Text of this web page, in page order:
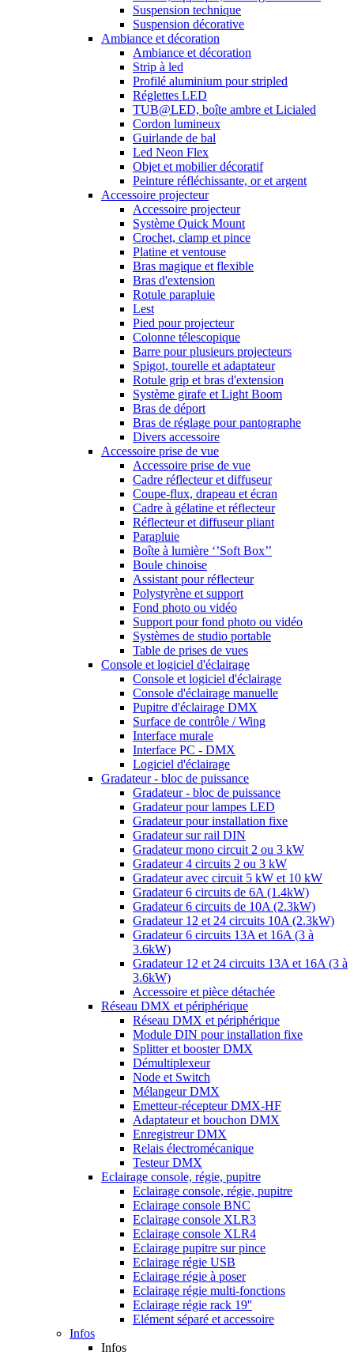
Suspension technique
Suspension décorative
Ambiance et décoration
Ambiance et décoration
Strip à led
Profilé aluminium pour stripled
Réglettes LED
TUB@LED, boîte ambre et Licialed
Cordon lumineux
Guirlande de bal
Led Neon Flex
Objet et mobilier décoratif
Peinture réfléchissante, or et argent
Accessoire projecteur
Accessoire projecteur
Système Quick Mount
Crochet, clamp et pince
Platine et ventouse
Bras magique et flexible
Bras d'extension
Rotule parapluie
Lest
Pied pour projecteur
Colonne télescopique
Barre pour plusieurs projecteurs
Spigot, tourelle et adaptateur
Rotule grip et bras d'extension
Système girafe et Light Boom
Bras de déport
Bras de réglage pour pantographe
Divers accessoire
Accessoire prise de vue
Accessoire prise de vue
Cadre réflecteur et diffuseur
Coupe-flux, drapeau et écran
Cadre à gélatine et réflecteur
Réflecteur et diffuseur pliant
Parapluie
Boîte à lumière ‘’Soft Box’’
Boule chinoise
Assistant pour réflecteur
Polystyrène et support
Fond photo ou vidéo
Support pour fond photo ou vidéo
Systèmes de studio portable
Table de prises de vues
Console et logiciel d'éclairage
Console et logiciel d'éclairage
Console d'éclairage manuelle
Pupitre d'éclairage DMX
Surface de contrôle / Wing
Interface murale
Interface PC - DMX
Logiciel d'éclairage
Gradateur - bloc de puissance
Gradateur - bloc de puissance
Gradateur pour lampes LED
Gradateur pour installation fixe
Gradateur sur rail DIN
Gradateur mono circuit 2 ou 3 kW
Gradateur 4 circuits 2 ou 3 kW
Gradateur avec circuit 5 kW et 10 kW
Gradateur 6 circuits de 6A (1.4kW)
Gradateur 6 circuits de 10A (2.3kW)
Gradateur 12 et 24 circuits 10A (2.3kW)
Gradateur 6 circuits 13A et 16A (3 à
3.6kW)
Gradateur 12 et 24 circuits 13A et 16A (3 à
3.6kW)
Accessoire et pièce détachée
Réseau DMX et périphérique
Réseau DMX et périphérique
Module DIN pour installation fixe
Splitter et booster DMX
Démultiplexeur
Node et Switch
Mélangeur DMX
Emetteur-récepteur DMX-HF
Adaptateur et bouchon DMX
Enregistreur DMX
Relais électromécanique
Testeur DMX
Eclairage console, régie, pupitre
Eclairage console, régie, pupitre
Eclairage console BNC
Eclairage console XLR3
Eclairage console XLR4
Eclairage pupitre sur pince
Eclairage régie USB
Eclairage régie à poser
Eclairage régie multi-fonctions
Eclairage régie rack 19''
Elément séparé et accessoire
Infos
Infos